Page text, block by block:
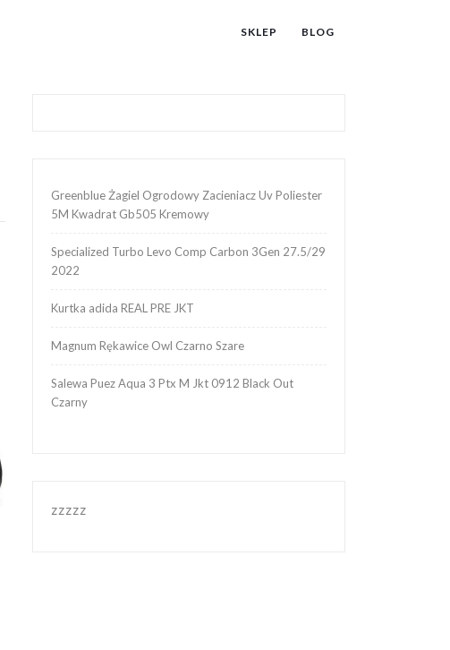
SKLEP BLOG
Greenblue Żagiel Ogrodowy Zacieniacz Uv Poliester
5M Kwadrat Gb505 Kremowy
Specialized Turbo Levo Comp Carbon 3Gen 27.5/29
2022
Kurtka adida REAL PRE JKT
Magnum Rękawice Owl Czarno Szare
Salewa Puez Aqua 3 Ptx M Jkt 0912 Black Out
Czarny
zzzzz